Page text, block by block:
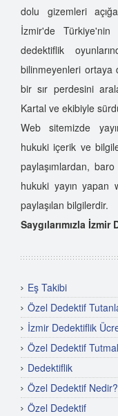
dolu gizemleri
İzmir'de
dedektiflik
bilinmeyenleri ortaya
bir sır perdesini
Kartal ve ekibiyle
Web sitemizde
hukuki içerik ve
paylaşımlardan,
hukuki yayın yapan
paylaşılan bilgilerdir.
Saygılarımızla
Eş Takibi
Özel Dedektif
İzmir Dedektiflik
Özel Dedektif
Dedektiflik
Özel Dedektif Nedir?
Özel Dedektif